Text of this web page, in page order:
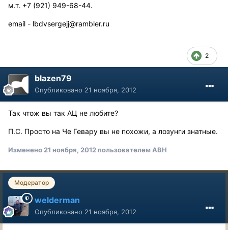
м.т. +7 (921) 949-68-44.
email - lbdvsergejj@rambler.ru
2
blazen79
Опубликовано 21 ноября, 2012
Так чтож вы так АЦ не любите?
П.С. Просто на Че Гевару вы не похожи, а лозунги знатные.
Изменено 21 ноября, 2012пользователем АВН
Модератор
welderman
Опубликовано 21 ноября, 2012